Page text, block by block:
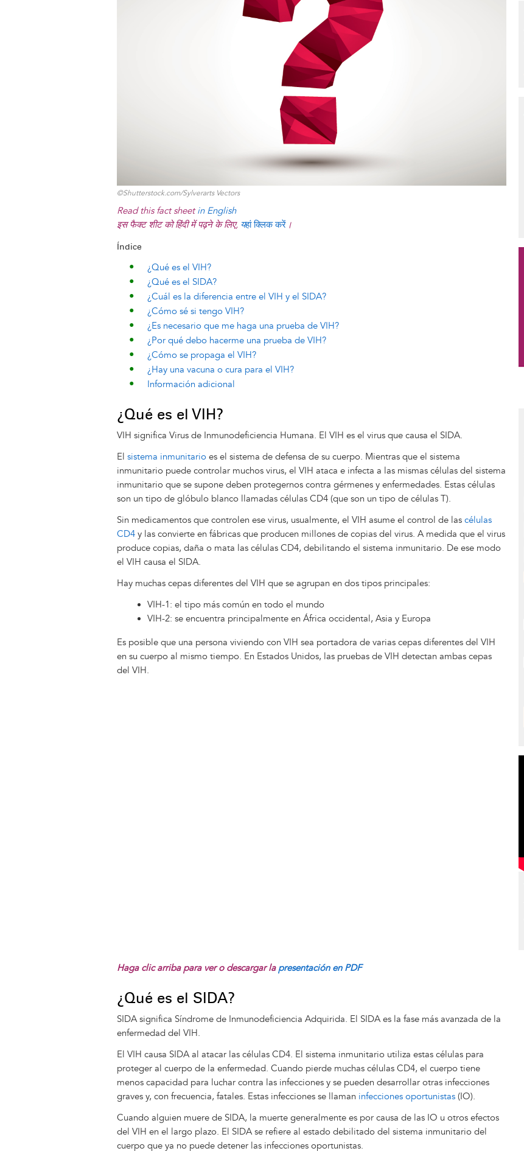
t
©Shutterstock.com/Sylverarts Vectors
Read this fact sheetin English
इस फैक्ट शीट को हिंदी में पढ़ने के लिए, यहां क्लिक करें ।
Índice
¿Qué es el VIH?
¿Qué es el SIDA?
¿Cuál es la diferencia entre el VIH y el SIDA?
¿Cómo sé si tengo VIH?
¿Es necesario que me haga una prueba de VIH?
¿Por qué debo hacerme una prueba de VIH?
¿Cómo se propaga el VIH?
¿Hay una vacuna o cura para el VIH?
Información adicional
¿Qué es el VIH?
VIH significa Virus de Inmunodeficiencia Humana. El VIH es el virus que causa el SIDA.
El sistema inmunitario es el sistema de defensa de su cuerpo. Mientras que el sistema
inmunitario puede controlar muchos virus, el VIH ataca e infecta a las mismas células del sistema
inmunitario que se supone deben protegernos contra gérmenes y enfermedades. Estas células
son un tipo de glóbulo blanco llamadas células CD4 (que son un tipo de células T).
Sin medicamentos que controlen ese virus, usualmente, el VIH asume el control de las células
CD4 y las convierte en fábricas que producen millones de copias del virus. A medida que el virus
produce copias, daña o mata las células CD4, debilitando el sistema inmunitario. De ese modo
el VIH causa el SIDA.
Hay muchas cepas diferentes del VIH que se agrupan en dos tipos principales:
VIH-1: el tipo más común en todo el mundo
VIH-2: se encuentra principalmente en África occidental, Asia y Europa
Es posible que una persona viviendo con VIH sea portadora de varias cepas diferentes del VIH
en su cuerpo al mismo tiempo. En Estados Unidos, las pruebas de VIH detectan ambas cepas
del VIH.
Haga clic arriba para ver o descargar la presentación en PDF
¿Qué es el SIDA?
SIDA significa Síndrome de Inmunodeficiencia Adquirida. El SIDA es la fase más avanzada de la
enfermedad del VIH.
El VIH causa SIDA al atacar las células CD4. El sistema inmunitario utiliza estas células para
proteger al cuerpo de la enfermedad. Cuando pierde muchas células CD4, el cuerpo tiene
menos capacidad para luchar contra las infecciones y se pueden desarrollar otras infecciones
graves y, con frecuencia, fatales. Estas infecciones se llaman infecciones oportunistas (IO).
Cuando alguien muere de SIDA, la muerte generalmente es por causa de las IO u otros efectos
del VIH en el largo plazo. El SIDA se refiere al estado debilitado del sistema inmunitario del
cuerpo que ya no puede detener las infecciones oportunistas.